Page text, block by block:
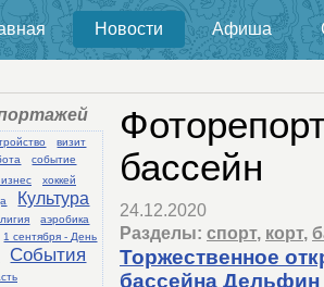
Новости Афиша
визит
событие
хоккей
Культура
аэробика
1 сентября - День
События
бассейн
24.12.2020
Разделы: спорт, корт,
Торжественное
бассейна Дельфин